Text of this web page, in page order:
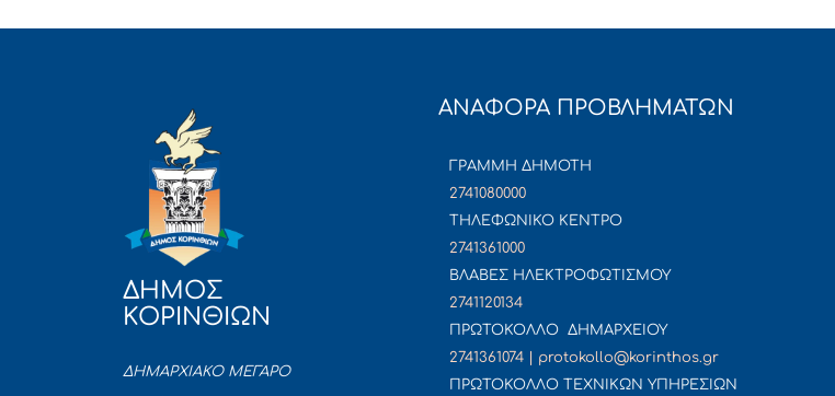
ΔΗΜΟΣ
ΚΟΡΙΝΘΙΩΝ
ΔΗΜΑΡΧΙΑΚΟ ΜΕΓΑΡΟ
ΑΝΑΦΟΡΑ ΠΡΟΒΛΗΜΑΤΩΝ
ΓΡΑΜΜΗ ΔΗΜΟΤΗ
2741080000
ΤΗΛΕΦΩΝΙΚΟ ΚΕΝΤΡΟ
2741361000
ΒΛΑΒΕΣ ΗΛΕΚΤΡΟΦΩΤΙΣΜΟΥ
2741120134
ΠΡΩΤΟΚΟΛΛΟ ΔΗΜΑΡΧΕΙΟΥ
2741361074 | protokollo@korinthos.gr
ΠΡΩΤΟΚΟΛΛΟ ΤΕΧΝΙΚΩΝ ΥΠΗΡΕΣΙΩΝ